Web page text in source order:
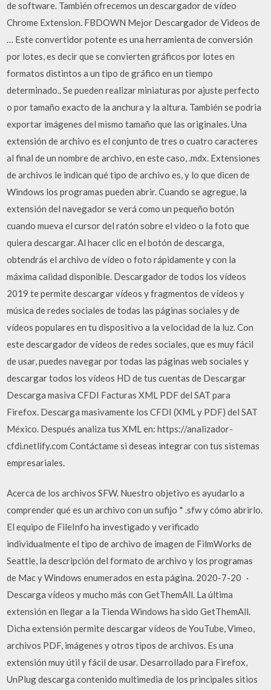
de software. También ofrecemos un descargador de vídeo
Chrome Extension. FBDOWN Mejor Descargador de Videos de
… Este convertidor potente es una herramienta de conversión
por lotes, es decir que se convierten gráficos por lotes en
formatos distintos a un tipo de gráfico en un tiempo
determinado.. Se pueden realizar miniaturas por ajuste perfecto
o por tamaño exacto de la anchura y la altura. También se podria
exportar imágenes del mismo tamaño que las originales. Una
extensión de archivo es el conjunto de tres o cuatro caracteres
al final de un nombre de archivo, en este caso, .mdx. Extensiones
de archivos le indican qué tipo de archivo es, y lo que dicen de
Windows los programas pueden abrir. Cuando se agregue, la
extensión del navegador se verá como un pequeño botón
cuando mueva el cursor del ratón sobre el video o la foto que
quiera descargar. Al hacer clic en el botón de descarga,
obtendrás el archivo de vídeo o foto rápidamente y con la
máxima calidad disponible. Descargador de todos los vídeos
2019 te permite descargar vídeos y fragmentos de vídeos y
música de redes sociales de todas las páginas sociales y de
vídeos populares en tu dispositivo a la velocidad de la luz. Con
este descargador de vídeos de redes sociales, que es muy fácil
de usar, puedes navegar por todas las páginas web sociales y
descargar todos los vídeos HD de tus cuentas de Descargar
Descarga masiva CFDI Facturas XML PDF del SAT para
Firefox. Descarga masivamente los CFDI (XML y PDF) del SAT
México. Después analiza tus XML en: https://analizador-
cfdi.netlify.com Contáctame si deseas integrar con tus sistemas
empresariales.
Acerca de los archivos SFW. Nuestro objetivo es ayudarlo a
comprender qué es un archivo con un sufijo * .sfw y cómo abrirlo.
El equipo de FileInfo ha investigado y verificado
individualmente el tipo de archivo de imagen de FilmWorks de
Seattle, la descripción del formato de archivo y los programas
de Mac y Windows enumerados en esta página. 2020-7-20 ·
Descarga vídeos y mucho más con GetThemAll. La última
extensión en llegar a la Tienda Windows ha sido GetThemAll.
Dicha extensión permite descargar vídeos de YouTube, Vimeo,
archivos PDF, imágenes y otros tipos de archivos. Es una
extensión muy útil y fácil de usar. Desarrollado para Firefox,
UnPlug descarga contenido multimedia de los principales sitios